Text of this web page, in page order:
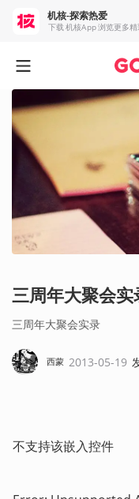
三周年大聚会实
三周年大聚会实录
西蒙 2013-05-19
不支持该嵌入控件
机核-探索热爱
下载 机核App 浏览更多精